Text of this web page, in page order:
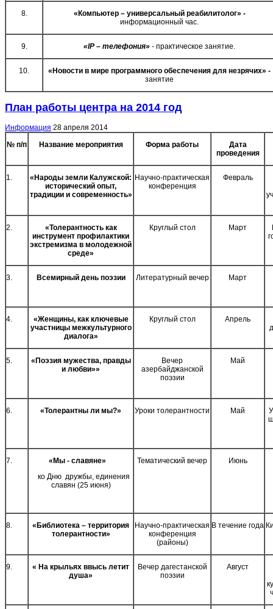
8. «Компьютер – универсальный реабилитолог» -
информационный час.
9. «IP – телефония» - практическое занятие.
10. «Новости в мире программного обеспечения для незрячих» -
занятие
План работы центра на 2014 год
Информация 28 апреля 2014
№ п/п
Название мероприятия Форма работы
Дата
проведения
1.
«Народы земли Калужской:
исторический опыт,
традиции и современность»
Научно-практическая
конференция
Февраль
2.
«Толерантность как
инструмент профилактики
экстремизма в молодежной
среде»
Круглый стол Март
3. Всемирный день поэзии Литературный вечер Март
4.
«Женщины, как ключевые
участницы межкультурного
диалога»
Круглый стол
Апрель
5.
«Поэзия мужества, правды
и любви»»
Вечер
азербайджанской
поэзии
Май
6. «Толерантны ли мы?» Уроки толерантности Май
7.
«Мы - славяне»
ко Дню дружбы, единения
славян (25 июня)
Тематический вечер Июнь
8.
«Библиотека – территория
толерантности»
Научно-практическая
конференция
(районы)
В течение года
9.
« На крыльях ввысь летит
душа»
Вечер дагестанской
поэзии
Август